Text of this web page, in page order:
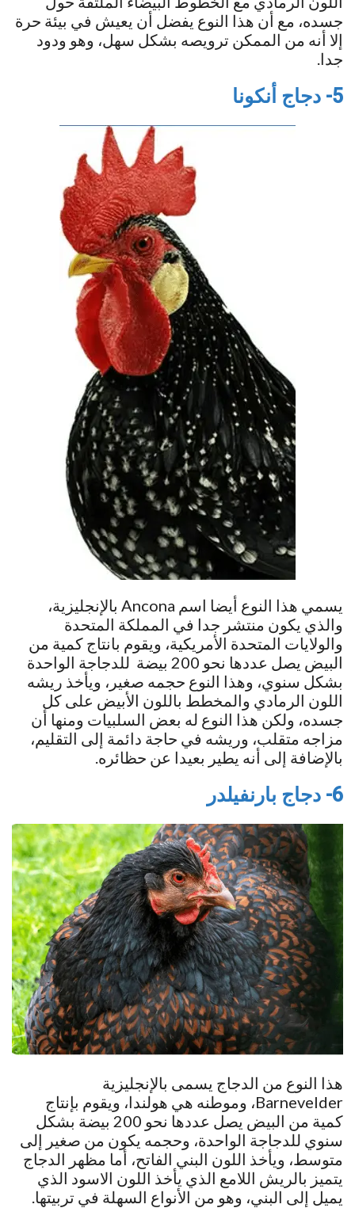
جسده، مع أن هذا النوع يفضل أن يعيش في بيئة حرة
إلا أنه من الممكن ترويصه بشكل سهل، وهو ودود
جدا.
5- دجاج أنكونا
يسمي هذا النوع أيضا اسم Ancona بالإنجليزية،
والذي يكون منتشر جدا في المملكة المتحدة
والولايات المتحدة الأمريكية، ويقوم بانتاج كمية من
البيض يصل عددها نحو 200 بيضة للدجاجة الواحدة
بشكل سنوي، وهذا النوع حجمه صغير، ويأخذ ريشه
اللون الرمادي والمخطط باللون الأبيض على كل
جسده، ولكن هذا النوع له بعض السلبيات ومنها أن
مزاجه متقلب، وريشه في حاجة دائمة إلى التقليم،
بالإضافة إلى أنه يطير بعيدا عن حظائره.
6- دجاج بارنفيلدر
هذا النوع من الدجاج يسمى بالإنجليزية
Barnevelder، وموطنه هي هولندا، ويقوم بإنتاج
كمية من البيض يصل عددها نحو 200 بيضة بشكل
سنوي للدجاجة الواحدة، وحجمه يكون من صغير إلى
متوسط، ويأخذ اللون البني الفاتح، أما مظهر الدجاج
يتميز بالريش اللامع الذي يأخذ اللون الاسود الذي
يميل إلى البني، وهو من الأنواع السهلة في تربيتها.